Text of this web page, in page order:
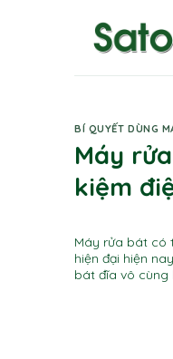
BÍ QUYẾT DÙNG
Máy
kiệm
Máy rửa bát có
hiện đại hiện
bát đĩa vô cùng